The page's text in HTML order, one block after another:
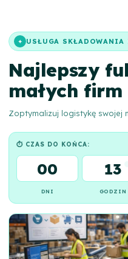
✦ USŁUGA SKŁADOWANIA
Najlepszy
małych firm
Zoptymalizuj logistykę swojej
⏱ CZAS DO KOŃCA:
00
DNI
13
GODZIN